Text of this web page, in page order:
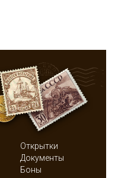
Открытки
Документы
Боны